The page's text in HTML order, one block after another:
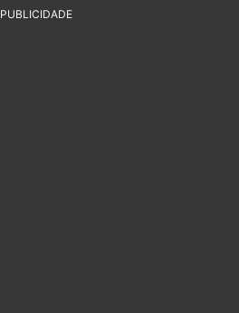
PUBLICIDADE